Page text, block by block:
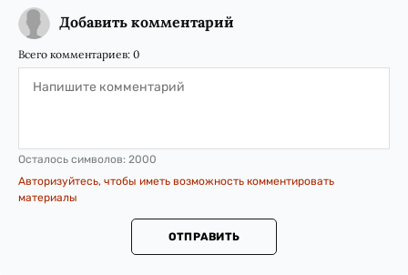
Добавить комментарий
Всего комментариев: 0
Осталось символов: 2000
Авторизуйтесь, чтобы иметь возможность комментировать
материалы
ОТПРАВИТЬ